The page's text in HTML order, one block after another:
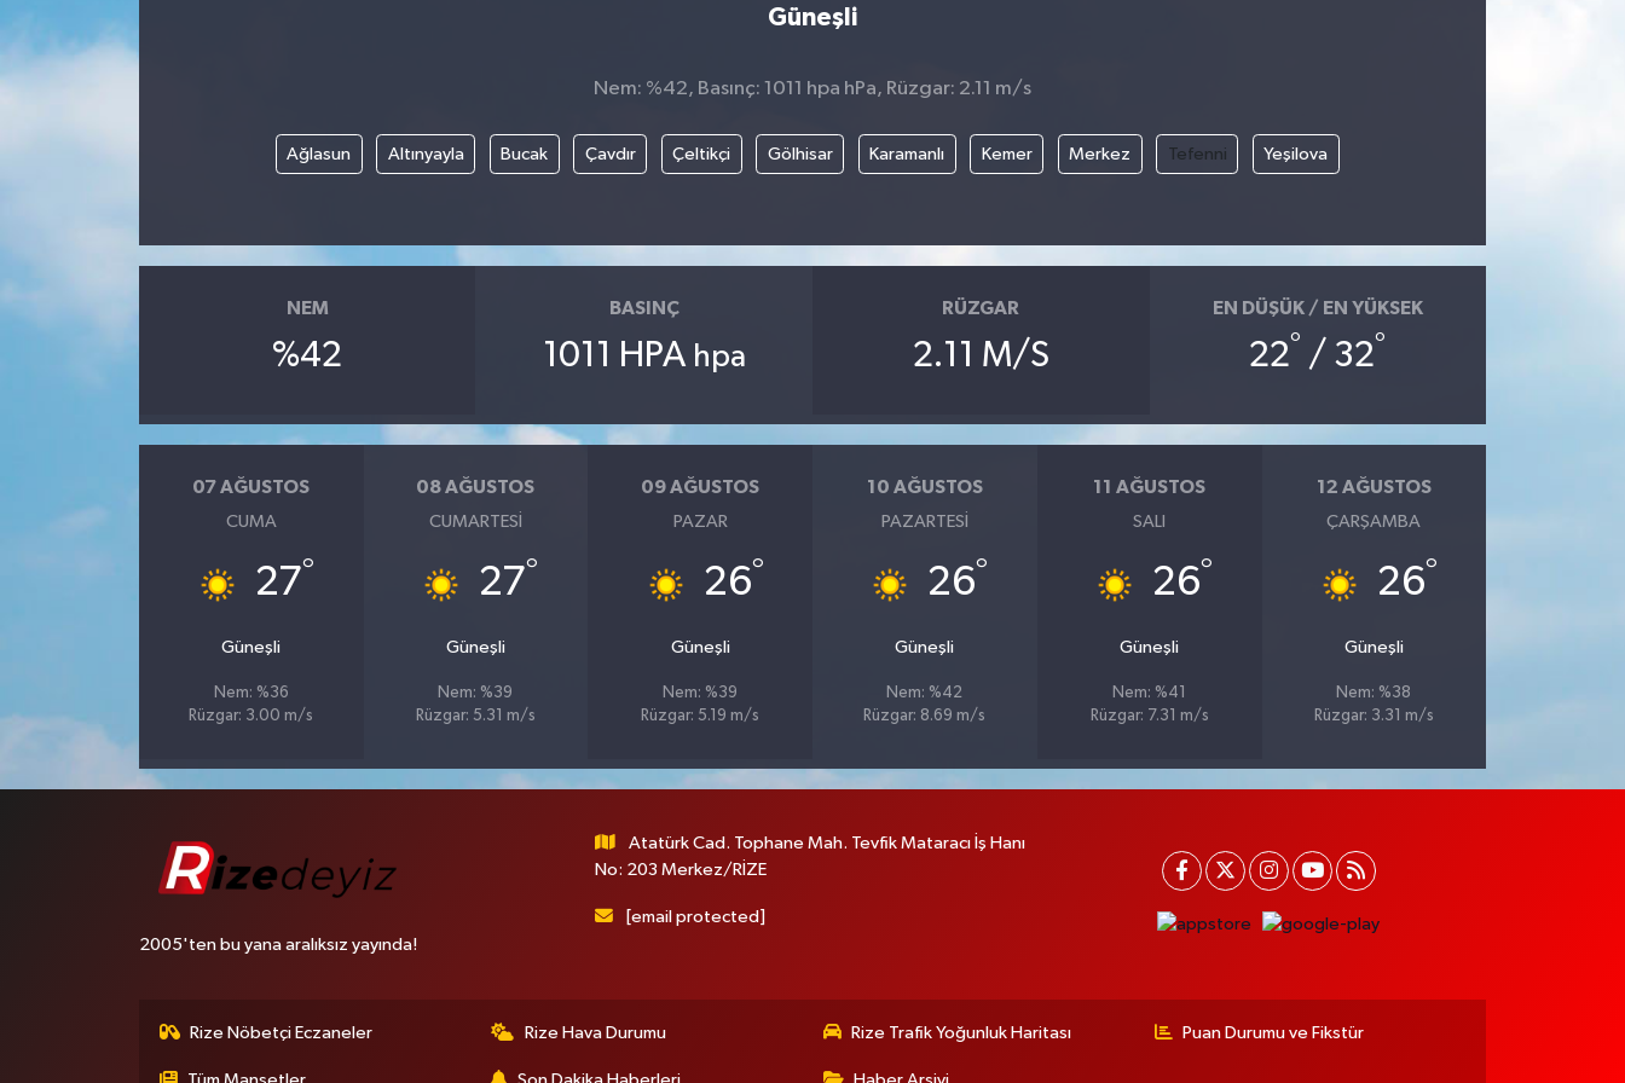
Güneşli
Nem: %42, Basınç: 1011 hpa hPa, Rüzgar: 2.11 m/s
Ağlasun Altınyayla Bucak Çavdır Çeltikçi Gölhisar Karamanlı Kemer Merkez Tefenni Yeşilova
NEM
%42
BASINÇ
1011 HPA hpa
RÜZGAR
2.11 M/S
EN DÜŞÜK / EN YÜKSEK
22° / 32°
07 AĞUSTOS
CUMA
27°
Güneşli
Nem: %36
Rüzgar: 3.00 m/s
08 AĞUSTOS
CUMARTESI
27°
Güneşli
Nem: %39
Rüzgar: 5.31 m/s
09 AĞUSTOS
PAZAR
26°
Güneşli
Nem: %39
Rüzgar: 5.19 m/s
10 AĞUSTOS
PAZARTESI
26°
Güneşli
Nem: %42
Rüzgar: 8.69 m/s
11 AĞUSTOS
SALI
26°
Güneşli
Nem: %41
Rüzgar: 7.31 m/s
12 AĞUSTOS
ÇARŞAMBA
26°
Güneşli
Nem: %38
Rüzgar: 3.31 m/s
2005'ten bu yana aralıksız yayında!
Atatürk Cad. Tophane Mah. Tevfik Mataracı İş Hanı
No: 203 Merkez/RİZE
[email protected]
Rize Nöbetçi Eczaneler Rize Hava Durumu Rize Trafik Yoğunluk Haritası Puan Durumu ve Fikstür